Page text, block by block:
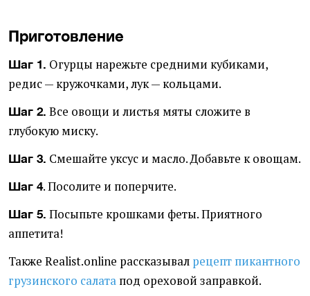
Приготовление
Шаг 1. Огурцы нарежьте средними кубиками,
редис — кружочками, лук — кольцами.
Шаг 2. Все овощи и листья мяты сложите в
глубокую миску.
Шаг 3. Смешайте уксус и масло. Добавьте к овощам.
Шаг 4. Посолите и поперчите.
Шаг 5. Посыпьте крошками феты. Приятного
аппетита!
Также Realist.online рассказывал рецепт пикантного
грузинского салата под ореховой заправкой.